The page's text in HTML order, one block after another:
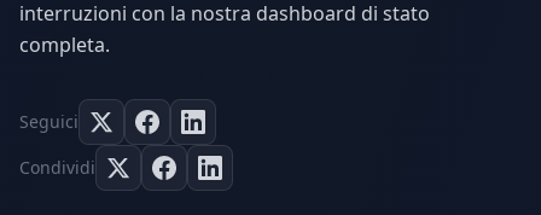
interruzioni con la nostra dashboard di stato
completa.
Seguici
Condividi